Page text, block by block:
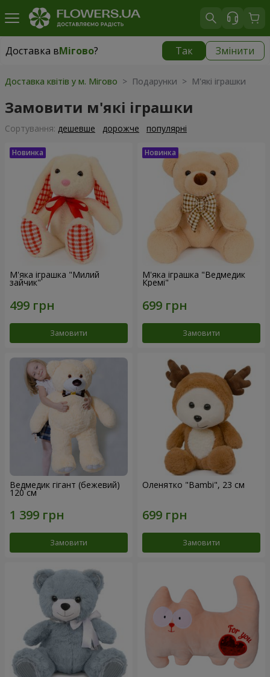
Доставка вМігово? Так Змінити
Доставка вМігово|
Доставка квітів у м. Мігово > Подарунки > М'які іграшки
Замовити м'які іграшки
Сортування: дешевше дорожче популярні
М'яка іграшка "Милий
зайчик"
Замовити
М'яка іграшка "Ведмедик
Кремі"
Замовити
Ведмедик гігант (бежевий)
120 см
Замовити
Оленятко "Bambi", 23 см
Замовити